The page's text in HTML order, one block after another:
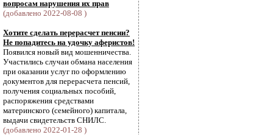
вопросам нарушения их прав
(добавлено 2022-08-08 )
Хотите сделать перерасчет пенсии?
Не попадитесь на удочку аферистов!
Появился новый вид мошенничества.
Участились случаи обмана населения
при оказании услуг по оформлению
документов для перерасчета пенсий,
получения социальных пособий,
распоряжения средствами
материнского (семейного) капитала,
выдачи свидетельств СНИЛС.
(добавлено 2022-01-28 )